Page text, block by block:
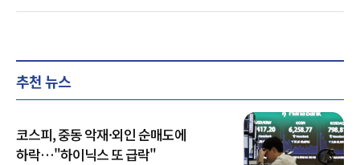
추천 뉴스
코스피, 중동 악재·외인 순매도에
하락…"하이닉스 또 급락"